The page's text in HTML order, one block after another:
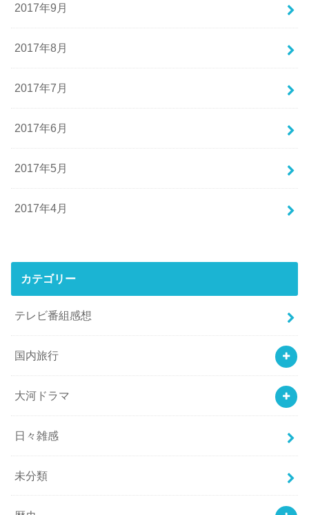
2017年9月
2017年8月
2017年7月
2017年6月
2017年5月
2017年4月
カテゴリー
テレビ番組感想
国内旅行
大河ドラマ
日々雑感
未分類